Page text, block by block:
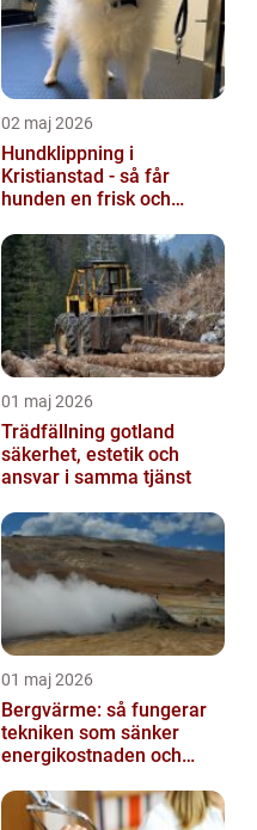
02 maj 2026
Hundklippning i
Kristianstad - så får
hunden en frisk och
01 maj 2026
Trädfällning gotland
säkerhet, estetik och
ansvar i samma tjänst
01 maj 2026
Bergvärme: så fungerar
tekniken som sänker
energikostnaden och